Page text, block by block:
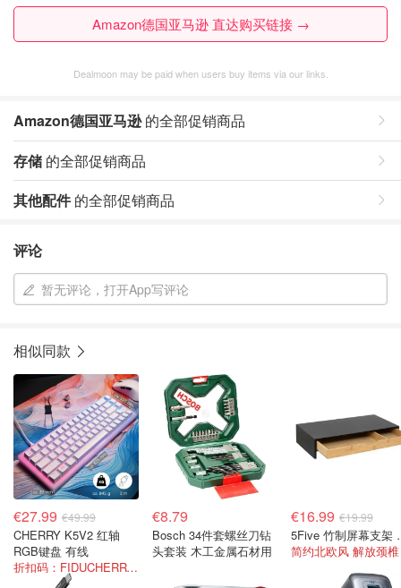
Amazon德国亚马逊 直达购买链接 →
Dealmoon may be paid when users buy items via our links.
Amazon德国亚马逊的全部促销商品
存储 的全部促销商品
其他配件的全部促销商品
评论
暂无评论，打开App写评论
相似同款
€27.99 €49.99
CHERRY K5V2 红轴
RGB键盘 有线
折扣码：FIDUCHERRY44
€8.79
Bosch 34件套螺丝刀钻
头套装 木工金属石材用
€16.99 €19.99
简约北欧风 解放颈椎